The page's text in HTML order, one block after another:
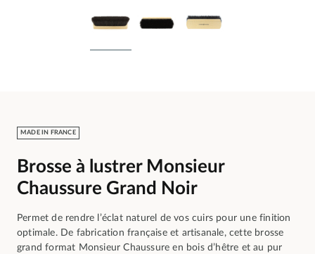
MADE IN FRANCE
Brosse à lustrer Monsieur
Chaussure Grand Noir
Permet de rendre l’éclat naturel de vos cuirs pour une finition
optimale. De fabrication française et artisanale, cette brosse
grand format Monsieur Chaussure en bois d’hêtre et au pur